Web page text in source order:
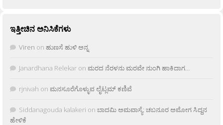
ಇತ್ತೀಚಿನ ಅನಿಸಿಕೆಗಳು
Viren on ಹುಣಸೆ ಹುಳಿ ಅನ್ನ
Janardhana Relekar on ಮರದ ನೆರಳನು ಮರವೇ ನುಂಗಿ ಹಾಕಿದಾಗ…
rjnivah on ಮನಸೂರೆಗೊಳ್ಳುವ ಲೈಟ್ಲಮ್ ಕಣಿವೆ
Siddanagouda kalakeri on ಬಾದಮಿ ಅಮವಾಸ್ಯೆ: ಚಬನೂರ ಅಮೋಗ ಸಿದ್ದನ
ಹೇಳಿಕೆ